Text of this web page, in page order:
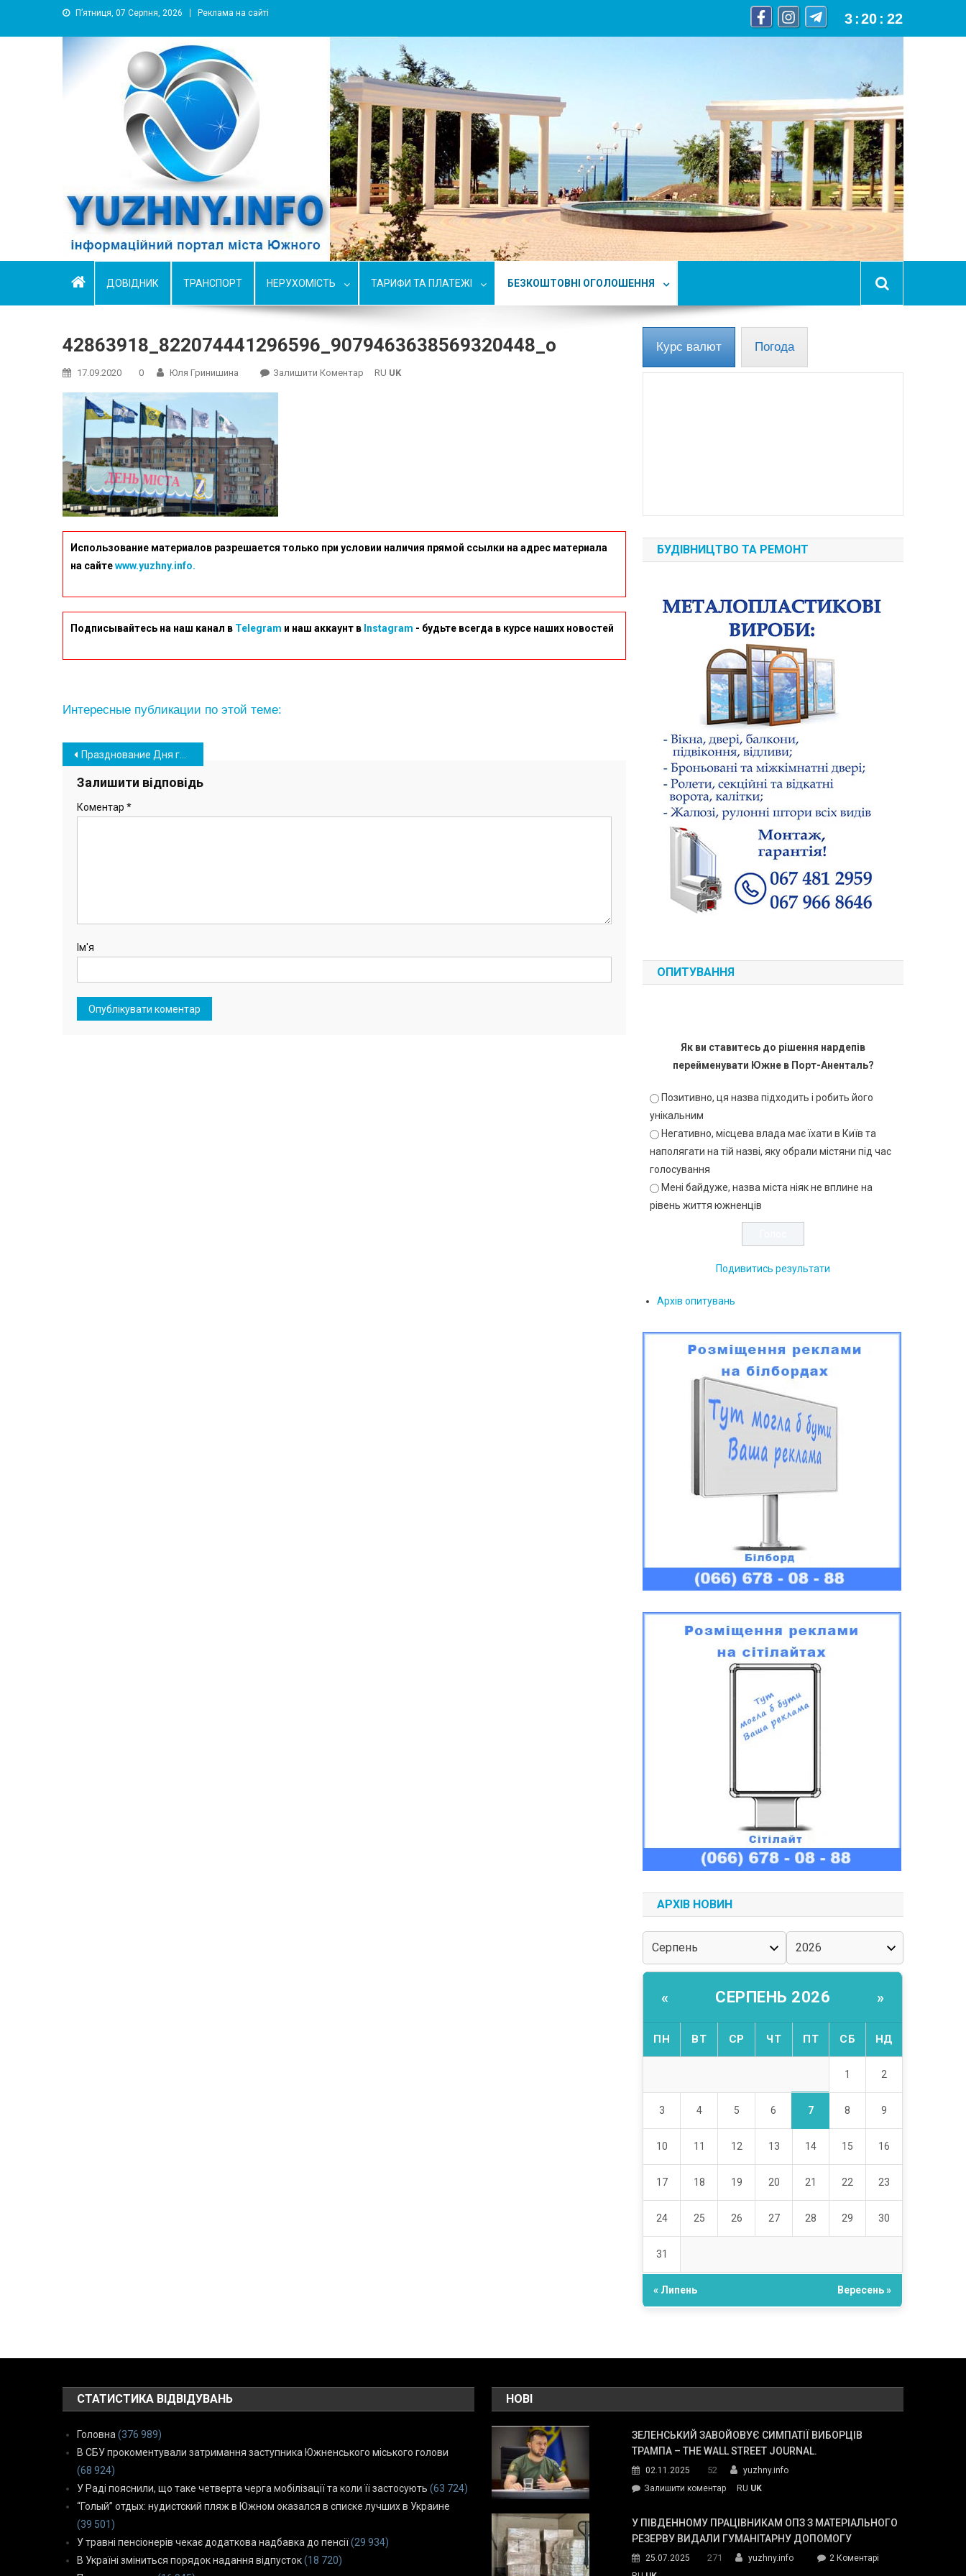
П’ятниця, 07 Серпня, 2026 Реклама на сайті 3 :20 : 23
YUZHNY.INFO
информационный портал города Южный
ДОВІДНИК ТРАНСПОРТ НЕРУХОМІСТЬ ТАРИФИ ТА ПЛАТЕЖІ БЕЗКОШТОВНІ ОГОЛОШЕННЯ
42863918_822074441296596_9079463638569320448_o
17.09.2020 0 Юля Гринишина Залишити Коментар RU UK
Использование материалов разрешается только при условии наличия прямой ссылки на адрес материала
на сайтеwww.yuzhny.info.
Подписывайтесь на наш канал в Telegram и наш аккаунт в Instagram - будьте всегда в курсе наших новостей
Интересные публикации по этой теме:
Навігація
записів
Празднование Дня города в Южном переносится из-за резкого ухудшения эпидситуации
Залишити відповідь
Коментар *
Ім'я
Курс валют Погода
БУДІВНИЦТВО ТА РЕМОНТ
ОПИТУВАННЯ
Як ви ставитесь до рішення нардепів
перейменувати Южне в Порт-Аненталь?
Позитивно, ця назва підходить і робить його
унікальним
Негативно, місцева влада має їхати в Київ та
наполягати на тій назві, яку обрали містяни під час
голосування
Мені байдуже, назва міста ніяк не вплине на
рівень життя южненців
Подивитись результати
Архів опитувань
АРХІВ НОВИН
« СЕРПЕНЬ 2026 »
ПН ВТ СР ЧТ ПТ СБ НД
1 2
3 4 5 6 7 8 9
10 11 12 13 14 15 16
17 18 19 20 21 22 23
24 25 26 27 28 29 30
31
« Липень Вересень »
СТАТИСТИКА ВІДВІДУВАНЬ
Головна (376 989)
В СБУ прокоментували затримання заступника Южненського міського голови
(68 924)
У Раді пояснили, що таке четверта черга мобілізації та коли її застосують (63 724)
“Голый” отдых: нудистский пляж в Южном оказался в списке лучших в Украине
(39 501)
У травні пенсіонерів чекає додаткова надбавка до пенсії (29 934)
В Україні зміниться порядок надання відпусток (18 720)
НОВІ
ЗЕЛЕНСЬКИЙ ЗАВОЙОВУЄ СИМПАТІЇ ВИБОРЦІВ
ТРАМПА – THE WALL STREET JOURNAL.
02.11.2025 52
yuzhny.info
Залишити коментарon
завойовує
симпатії
Трампа
RU UK
У ПІВДЕННОМУ ПРАЦІВНИКАМ ОПЗ З МАТЕРІАЛЬНОГО
РЕЗЕРВУ ВИДАЛИ ГУМАНІТАРНУ ДОПОМОГУ
25.07.2025 271 yuzhny.info 2 Коментарідо